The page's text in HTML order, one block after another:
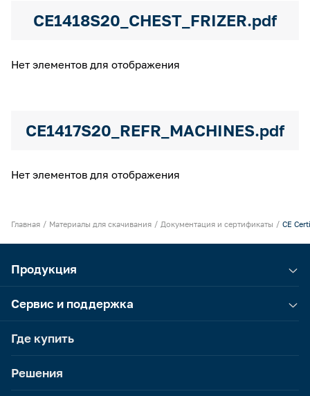
CE1418S20_CHEST_FRIZER.pdf
Нет элементов для отображения
CE1417S20_REFR_MACHINES.pdf
Нет элементов для отображения
Главная Материалы для скачивания Документация и сертификаты CE
Продукция
Сервис и поддержка
Где купить
Решения